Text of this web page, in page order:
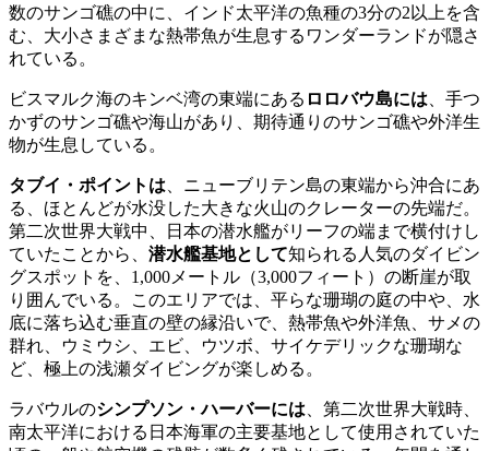
数のサンゴ礁の中に、インド太平洋の魚種の3分の2以上を含
む、大小さまざまな熱帯魚が生息するワンダーランドが隠さ
れている。
ビスマルク海のキンベ湾の東端にある ロロバウ島には 、手つ
かずのサンゴ礁や海山があり、期待通りのサンゴ礁や外洋生
物が生息している。
タブイ・ポイントは 、ニューブリテン島の東端から沖合にあ
る、ほとんどが水没した大きな火山のクレーターの先端だ。
第二次世界大戦中、日本の潜水艦がリーフの端まで横付けし
ていたことから、 潜水艦基地として知られる人気のダイビン
グスポットを、1,000メートル（3,000フィート）の断崖が取
り囲んでいる。このエリアでは、平らな珊瑚の庭の中や、水
底に落ち込む垂直の壁の縁沿いで、熱帯魚や外洋魚、サメの
群れ、ウミウシ、エビ、ウツボ、サイケデリックな珊瑚な
ど、極上の浅瀬ダイビングが楽しめる。
ラバウルのシンプソン・ハーバーには 、第二次世界大戦時、
南太平洋における日本海軍の主要基地として使用されていた